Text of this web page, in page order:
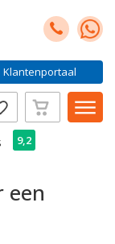
Klantenportaal
9,2
een